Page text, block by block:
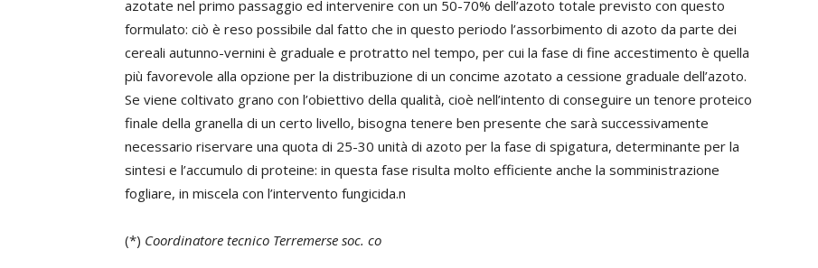
azotate nel primo passaggio ed intervenire con un 50-70% dell’azoto totale previsto con questo
formulato: ciò è reso possibile dal fatto che in questo periodo l’assorbimento di azoto da parte dei
cereali autunno-vernini è graduale e protratto nel tempo, per cui la fase di fine accestimento è quella
più favorevole alla opzione per la distribuzione di un concime azotato a cessione graduale dell’azoto.
Se viene coltivato grano con l’obiettivo della qualità, cioè nell’intento di conseguire un tenore proteico
finale della granella di un certo livello, bisogna tenere ben presente che sarà successivamente
necessario riservare una quota di 25-30 unità di azoto per la fase di spigatura, determinante per la
sintesi e l’accumulo di proteine: in questa fase risulta molto efficiente anche la somministrazione
fogliare, in miscela con l’intervento fungicida.n
(*) Coordinatore tecnico Terremerse soc. co